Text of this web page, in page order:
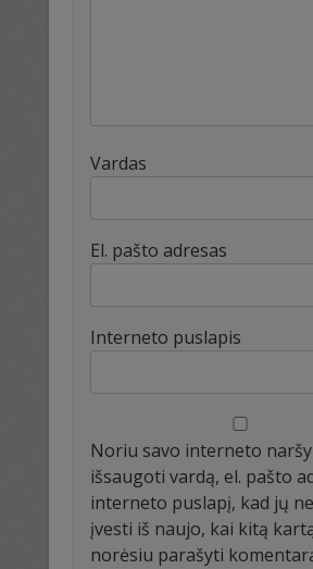
Vardas
El. pašto adresas
Interneto puslapis
Noriu savo interneto
išsaugoti vardą, el. pašto
interneto puslapį, kad jų
įvesti iš naujo, kai kitą
norėsiu parašyti